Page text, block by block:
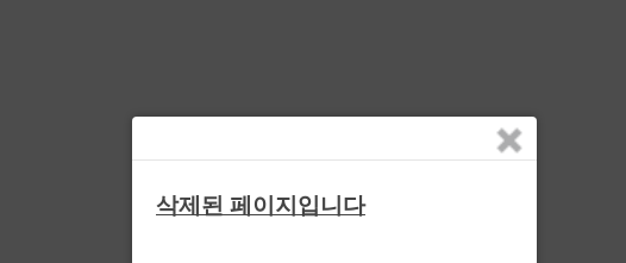
삭제된 페이지입니다